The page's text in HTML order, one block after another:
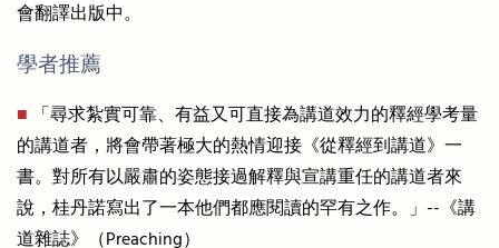
會翻譯出版中。
學者推薦
■ 「尋求紮實可靠、有益又可直接為講道效力的釋經學考量
的講道者，將會帶著極大的熱情迎接《從釋經到講道》一
書。對所有以嚴肅的姿態接過解釋與宣講重任的講道者來
說，桂丹諾寫出了一本他們都應閱讀的罕有之作。」--《講
道雜誌》（Preaching）